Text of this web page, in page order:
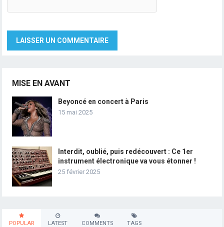
MISE EN AVANT
Beyoncé en concert à Paris
15 mai 2025
Interdit, oublié, puis redécouvert : Ce 1er
instrument électronique va vous étonner !
25 février 2025
POPULAR LATEST COMMENTS TAGS